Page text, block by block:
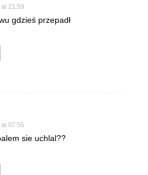
21:59
gdzieś przepadł
07:55
sie uchlal??